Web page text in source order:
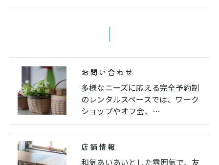
お問い合わせ
多様なニーズに応える完全予約制
のレンタルスペースでは、ワーク
ショップやオフ会、…
店舗情報
和気あいあいとした雰囲気で、友